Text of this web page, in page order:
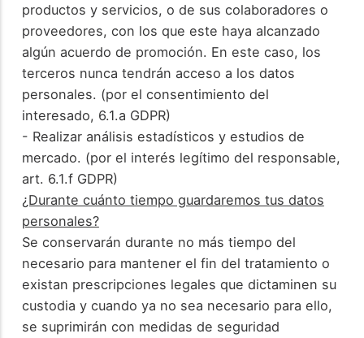
productos y servicios, o de sus colaboradores o
proveedores, con los que este haya alcanzado
algún acuerdo de promoción. En este caso, los
terceros nunca tendrán acceso a los datos
personales. (por el consentimiento del
interesado, 6.1.a GDPR)
- Realizar análisis estadísticos y estudios de
mercado. (por el interés legítimo del responsable,
art. 6.1.f GDPR)
¿Durante cuánto tiempo guardaremos tus datos
personales?
Se conservarán durante no más tiempo del
necesario para mantener el fin del tratamiento o
existan prescripciones legales que dictaminen su
custodia y cuando ya no sea necesario para ello,
se suprimirán con medidas de seguridad